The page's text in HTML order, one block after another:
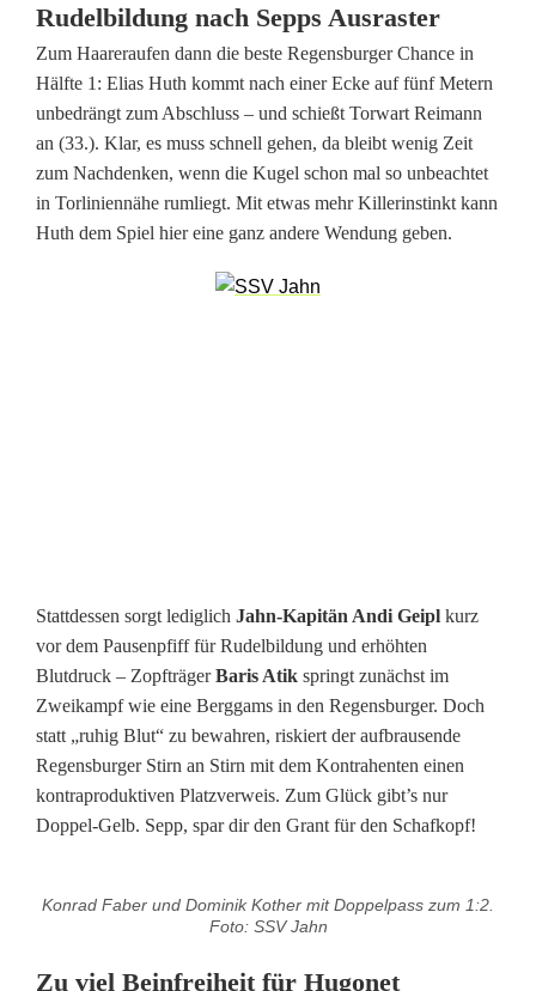
i
e
e
r
r
g
e
r
Rudelbildung nach Sepps Ausraster
Zum Haareraufen dann die beste Regensburger Chance in
Hälfte 1: Elias Huth kommt nach einer Ecke auf fünf Metern
unbedrängt zum Abschluss – und schießt Torwart Reimann
an (33.). Klar, es muss schnell gehen, da bleibt wenig Zeit
zum Nachdenken, wenn die Kugel schon mal so unbeachtet
in Torliniennähe rumliegt. Mit etwas mehr Killerinstinkt kann
Huth dem Spiel hier eine ganz andere Wendung geben.
Stattdessen sorgt lediglich Jahn-Kapitän Andi Geipl kurz
vor dem Pausenpfiff für Rudelbildung und erhöhten
Blutdruck – ZopfträgerBaris Atik springt zunächst im
Zweikampf wie eine Berggams in den Regensburger. Doch
statt „ruhig Blut“ zu bewahren, riskiert der aufbrausende
Regensburger Stirn an Stirn mit dem Kontrahenten einen
kontraproduktiven Platzverweis. Zum Glück gibt’s nur
Doppel-Gelb. Sepp, spar dir den Grant für den Schafkopf!
Konrad Faber und Dominik Kother mit Doppelpass zum 1:2.
Foto: SSV Jahn
Zu viel Beinfreiheit für Hugonet